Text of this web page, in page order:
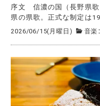
序文 信濃の国（長野県歌
県の県歌。正式な制定は
2026/06/15(月曜日) 音楽